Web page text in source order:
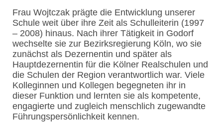
Frau Wojtczak prägte die Entwicklung unserer
Schule weit über ihre Zeit als Schulleiterin (1997
– 2008) hinaus. Nach ihrer Tätigkeit in Godorf
wechselte sie zur Bezirksregierung Köln, wo sie
zunächst als Dezernentin und später als
Hauptdezernentin für die Kölner Realschulen und
die Schulen der Region verantwortlich war. Viele
Kolleginnen und Kollegen begegneten ihr in
dieser Funktion und lernten sie als kompetente,
engagierte und zugleich menschlich zugewandte
Führungspersönlichkeit kennen.